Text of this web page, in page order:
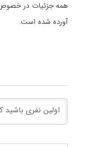
همه جزئیات در
آورده شده است.